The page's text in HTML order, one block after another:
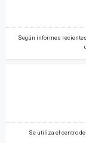
Según informes
Se utiliza el centro